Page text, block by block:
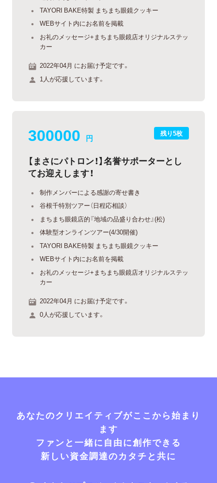
TAYORI BAKE特製 まちまち眼鏡クッキー
WEBサイト内にお名前を掲載
お礼のメッセージ+まちまち眼鏡店オリジナルステッ
カー
2022年04月 にお届け予定です。
1人が応援しています。
残り5枚
300000 円
【まさにパトロン！】名誉サポーターとし
てお迎えします！
制作メンバーによる感謝の寄せ書き
谷根千特別ツアー（日程応相談）
まちまち眼鏡店的『地域の品盛り合わせ』(松)
体験型オンラインツアー(4/30開催)
TAYORI BAKE特製 まちまち眼鏡クッキー
WEBサイト内にお名前を掲載
お礼のメッセージ+まちまち眼鏡店オリジナルステッ
カー
2022年04月 にお届け予定です。
0人が応援しています。
あなたのクリエイティブがここから始まり
ます
ファンと一緒に自由に創作できる
新しい資金調達のカタチと共に